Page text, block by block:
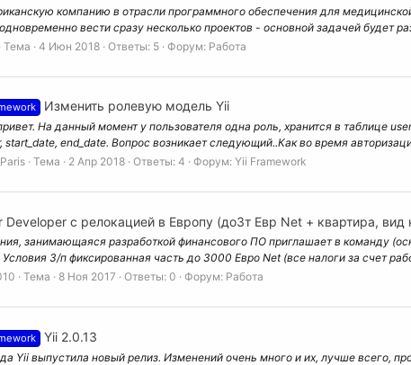
компанию в отрасли программного обеспечения для
вести сразу несколько проектов - основной задачей будет
Тема 4 Июн 2018 Ответы: 5 Форум: Работа
Изменить ролевую модель Yii
На данный момент у пользователя одна роль, хранится в таблице
start_date, end_date. Вопрос возникает следующий..Как во время
Тема 2 Апр 2018 Ответы: 4 Форум: Yii Framework
Developer с релокацией в Европу (до3т Евр Net + квартира,
занимающаяся разработкой финансового ПО приглашает в команду
Условия З/п фиксированная часть до 3000 Евро Net (все налоги за счет
Тема 8 Ноя 2017 Ответы: 0 Форум: Работа
Yii 2.0.13
Yii выпустила новый релиз. Изменений очень много и их, лучше всего,